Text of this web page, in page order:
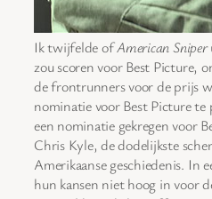
Ik twijfelde ofAmerican Sniper
zou scoren voor Best Picture,
de frontrunners voor de prijs
nominatie voor Best Picture te
een nominatie gekregen voor
Chris Kyle, de dodelijkste
Amerikaanse geschiedenis. In
hun kansen niet hoog in voor